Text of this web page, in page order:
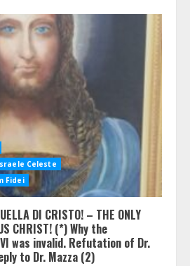
Celeste
Fidei
DI CRISTO! – THE ONLY
CHRIST! (*) Why the
was invalid. Refutation of Dr.
to Dr. Mazza (2)